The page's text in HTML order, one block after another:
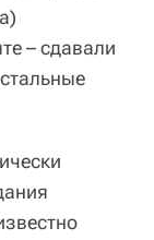
– сдавали